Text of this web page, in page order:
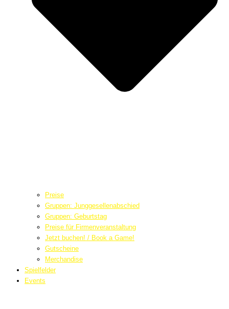
Preise
Gruppen: Junggesellenabschied
Gruppen: Geburtstag
Preise für Firmenveranstaltung
Jetzt buchen! / Book a Game!
Gutscheine
Merchandise
Spielfelder
Events